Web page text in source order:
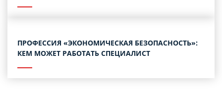
ПРОФЕССИЯ «ЭКОНОМИЧЕСКАЯ БЕЗОПАСНОСТЬ»:
КЕМ МОЖЕТ РАБОТАТЬ СПЕЦИАЛИСТ